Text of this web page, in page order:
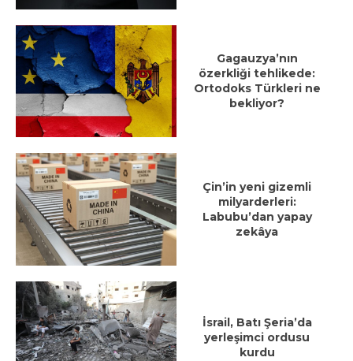
Gagauzya’nın
özerkliği tehlikede:
Ortodoks Türkleri ne
bekliyor?
Çin’in yeni gizemli
milyarderleri:
Labubu’dan yapay
zekâya
İsrail, Batı Şeria’da
yerleşimci ordusu
kurdu